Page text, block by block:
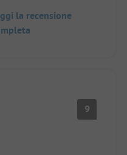
la recensione
9